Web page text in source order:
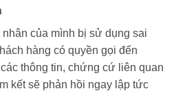
của mình bị sử dụng sai
hàng có quyền gọi đến
thông tin, chứng cứ liên quan
kết sẽ phản hồi ngay lập tức